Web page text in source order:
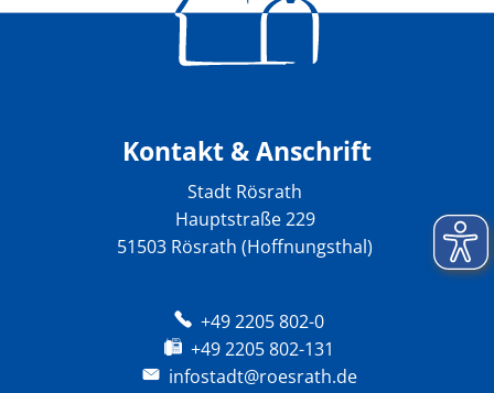
Kontakt & Anschrift
Stadt Rösrath
Hauptstraße 229
51503 Rösrath (Hoffnungsthal)
+49 2205 802-0
+49 2205 802-131
infostadt@roesrath.de